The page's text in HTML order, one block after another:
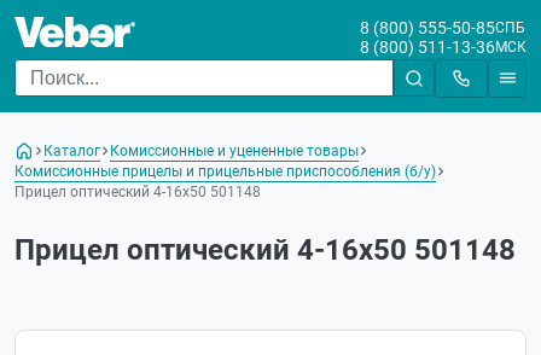
8 (800) 555-50-85СПБ
8 (800) 511-13-36МСК
Каталог
Комиссионные и уцененные товары
Комиссионные прицелы и прицельные приспособления (б/у)
Прицел оптический 4-16х50 501148
Прицел оптический 4-16х50 501148